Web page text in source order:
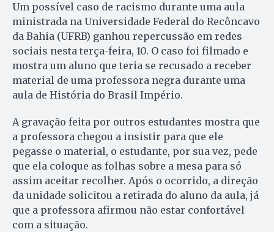
Um possível caso de racismo durante uma aula
ministrada na Universidade Federal do Recôncavo
da Bahia (UFRB) ganhou repercussão em redes
sociais nesta terça-feira, 10. O caso foi filmado e
mostra um aluno que teria se recusado a receber
material de uma professora negra durante uma
aula de História do Brasil Império.
A gravação feita por outros estudantes mostra que
a professora chegou a insistir para que ele
pegasse o material, o estudante, por sua vez, pede
que ela coloque as folhas sobre a mesa para só
assim aceitar recolher. Após o ocorrido, a direção
da unidade solicitou a retirada do aluno da aula, já
que a professora afirmou não estar confortável
com a situação.